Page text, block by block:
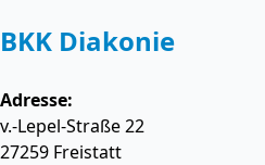
BKK Diakonie
Adresse:
v.-Lepel-Straße 22
27259 Freistatt